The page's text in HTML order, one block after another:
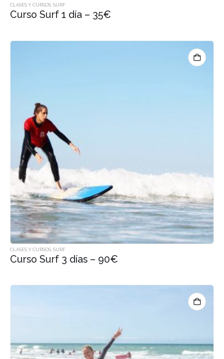
CLASES Y CURSOS SURF
Curso Surf 1 día – 35€
CLASES Y CURSOS SURF
Curso Surf 3 días – 90€